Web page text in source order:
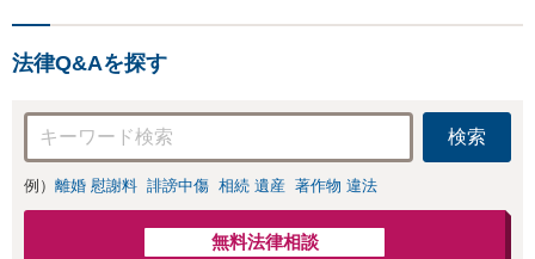
法律Q&Aを探す
検索
例） 離婚 慰謝料 誹謗中傷 相続 遺産 著作物 違法
無料法律相談